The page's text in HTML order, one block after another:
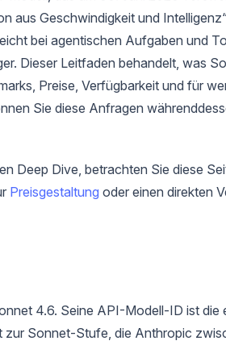
aus Geschwindigkeit und
bei agentischen Aufgaben und
Dieser Leitfaden behandelt, was
Preise, Verfügbarkeit und für
Sie diese Anfragen
Deep Dive, betrachten Sie diese
Preisgestaltung oder einen direkten
4.6. Seine API-Modell-ID ist die
zur Sonnet-Stufe, die Anthropic